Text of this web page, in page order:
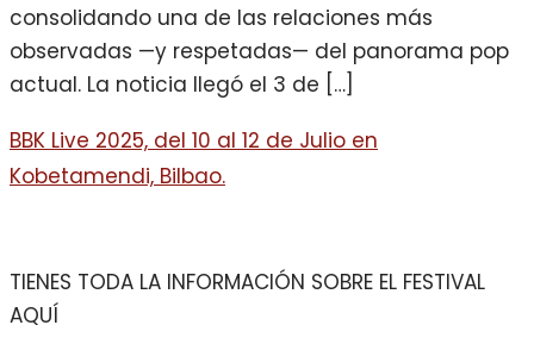
consolidando una de las relaciones más
observadas —y respetadas— del panorama pop
actual. La noticia llegó el 3 de […]
BBK Live 2025, del 10 al 12 de Julio en
Kobetamendi, Bilbao.
TIENES TODA LA INFORMACIÓN SOBRE EL FESTIVAL
AQUÍ